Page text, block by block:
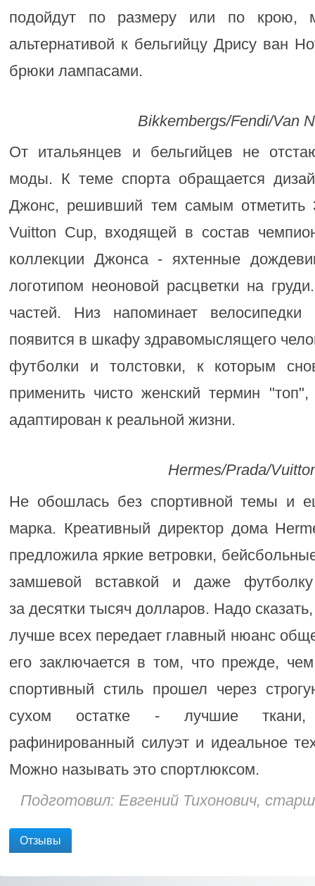
подойдут по размеру или по крою,
альтернативой к бельгийцу Дрису ван
брюки лампасами.
Bikkembergs/Fendi/Van
От итальянцев и бельгийцев не
моды. К теме спорта обращается
Джонс, решивший тем самым отметить
Vuitton Cup, входящей в состав
коллекции Джонса - яхтенные
логотипом неоновой расцветки на
частей. Низ напоминает
появится в шкафу здравомыслящего
футболки и толстовки, к которым
применить чисто женский термин
адаптирован к реальной жизни.
Hermes/Prada/
Не обошлась без спортивной темы и
марка. Креативный директор дома
предложила яркие ветровки,
замшевой вставкой и даже
за десятки тысяч долларов. Надо
лучше всех передает главный нюанс
его заключается в том, что прежде,
спортивный стиль прошел через
сухом остатке - лучшие ткани,
рафинированный силуэт и идеальное
Можно называть это спортлюксом.
Подготовил: Евгений Тихонович,
Отзывы